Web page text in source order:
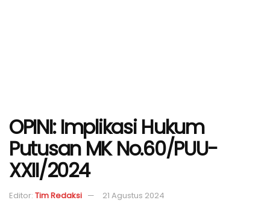
OPINI: Implikasi Hukum
Putusan MK No.60/PUU-
XXII/2024
Editor: Tim Redaksi 21 Agustus 2024